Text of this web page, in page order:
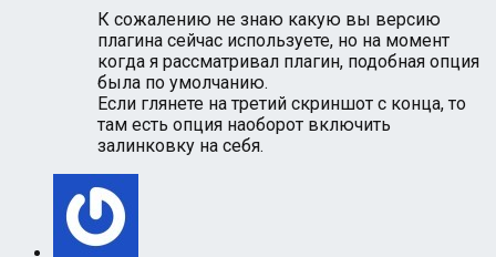
К сожалению не знаю какую вы версию
плагина сейчас используете, но на момент
когда я рассматривал плагин, подобная опция
была по умолчанию.
Если глянете на третий скриншот с конца, то
там есть опция наоборот включить
залинковку на себя.